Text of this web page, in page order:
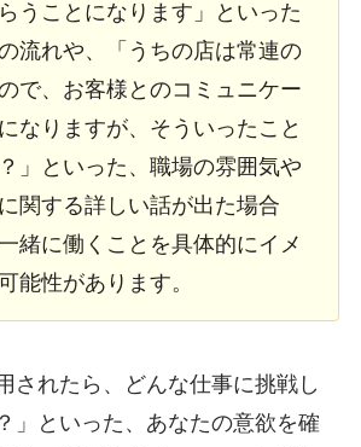
うことになります」といった
流れや、「うちの店は常連の
で、お客様とのコミュニケー
なりますが、そういったこと
」といった、職場の雰囲気や
関する詳しい話が出た場合
緒に働くことを具体的にイメ
能性があります。
されたら、どんな仕事に挑戦し
」といった、あなたの意欲を確